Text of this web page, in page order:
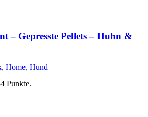
– Gepresste Pellets – Huhn &
, Home, Hund
Punkte.